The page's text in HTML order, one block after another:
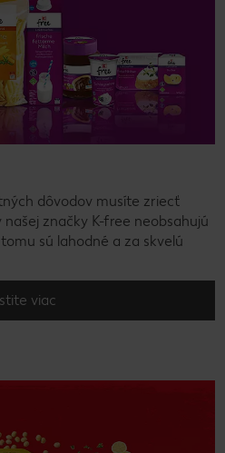
dôvodov musíte zriecť
značky K-free neobsahujú
sú lahodné a za skvelú
viac